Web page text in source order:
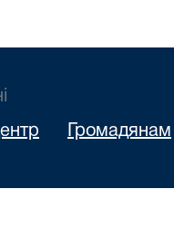
Громадянам